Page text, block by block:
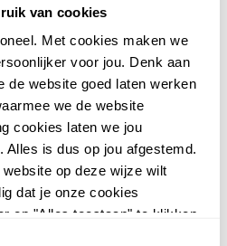
van cookies
Met cookies maken we
voor jou. Denk aan
de website goed laten werken
we de website
cookies laten we jou
Alles is dus op jou afgestemd.
op deze wijze wilt
dat je onze cookies
op "Alles toestaan" te klikken.